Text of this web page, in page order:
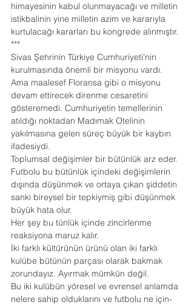
himayesinin kabul olunmayacağı ve milletin
istikbalinin yine milletin azim ve kararıyla
kurtulacağı kararları bu kongrede alınmıştır.
***
Sivas Şehrinin Türkiye Cumhuriyeti’nin
kurulmasında önemli bir misyonu vardı.
Ama maalesef Floransa gibi o misyonu
devam ettirecek direnme cesaretini
gösteremedi. Cumhuriyetin temellerinin
atıldığı noktadan Madımak Otelinin
yakılmasına gelen süreç büyük bir kaybın
ifadesiydi.
Toplumsal değişimler bir bütünlük arz eder.
Futbolu bu bütünlük içindeki değişimlerin
dışında düşünmek ve ortaya çıkan şiddetin
sanki bireysel bir tepkiymiş gibi düşünmek
büyük hata olur.
Her şey bu tünlük içinde zincirlenme
reaksiyona maruz kalır.
İki farklı kültürünün ürünü olan iki farklı
kulübe bütünün parçası olarak bakmak
zorundayız. Ayırmak mümkün değil.
Bu iki kulübün yöresel ve evrensel anlamda
nelere sahip olduklarını ve futbolu ne için-